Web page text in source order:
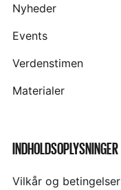
Nyheder
Events
Verdenstimen
Materialer
INDHOLDSOPLYSNINGER
Vilkår og betingelser